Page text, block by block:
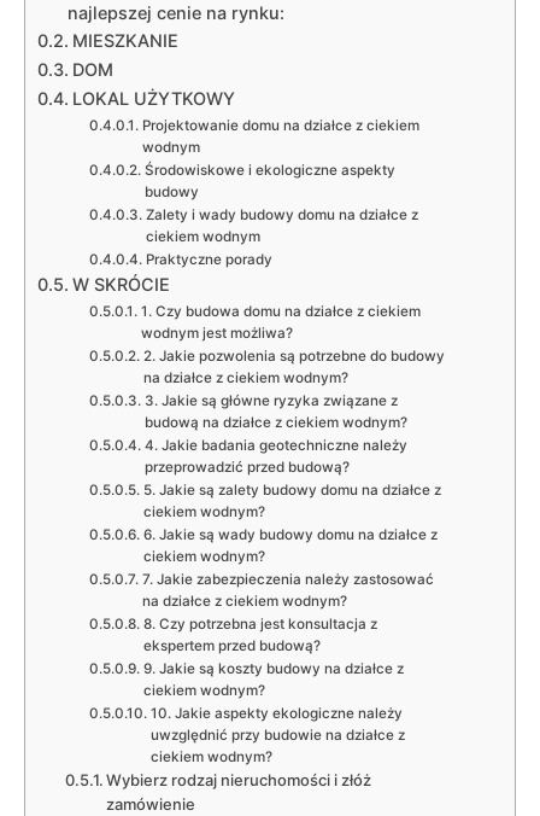
najlepszej cenie na rynku:
MIESZKANIE
DOM
LOKAL UŻYTKOWY
Projektowanie domu na działce z ciekiem
wodnym
Środowiskowe i ekologiczne aspekty
budowy
Zalety i wady budowy domu na działce z
ciekiem wodnym
Praktyczne porady
W SKRÓCIE
1. Czy budowa domu na działce z ciekiem
wodnym jest możliwa?
2. Jakie pozwolenia są potrzebne do budowy
na działce z ciekiem wodnym?
3. Jakie są główne ryzyka związane z
budową na działce z ciekiem wodnym?
4. Jakie badania geotechniczne należy
przeprowadzić przed budową?
5. Jakie są zalety budowy domu na działce z
ciekiem wodnym?
6. Jakie są wady budowy domu na działce z
ciekiem wodnym?
7. Jakie zabezpieczenia należy zastosować
na działce z ciekiem wodnym?
8. Czy potrzebna jest konsultacja z
ekspertem przed budową?
9. Jakie są koszty budowy na działce z
ciekiem wodnym?
10. Jakie aspekty ekologiczne należy
uwzględnić przy budowie na działce z
ciekiem wodnym?
Wybierz rodzaj nieruchomości i złóż
zamówienie